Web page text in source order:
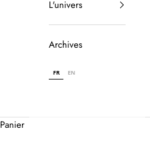
L'univers
Archives
FR EN
Panier